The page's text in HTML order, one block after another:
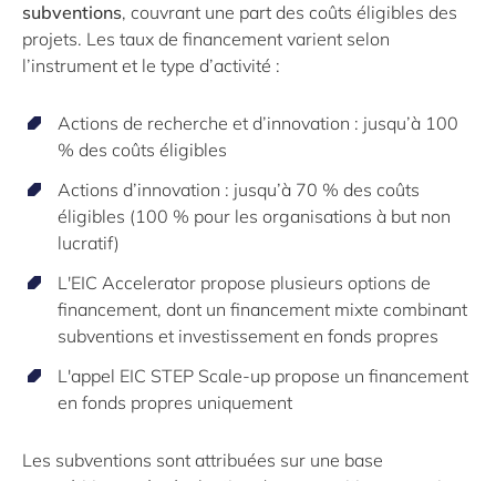
subventions, couvrant une part des coûts éligibles des
projets. Les taux de financement varient selon
l’instrument et le type d’activité :
Actions de recherche et d’innovation : jusqu’à 100
% des coûts éligibles
Actions d’innovation : jusqu’à 70 % des coûts
éligibles (100 % pour les organisations à but non
lucratif)
L'EIC Accelerator propose plusieurs options de
financement, dont un financement mixte combinant
subventions et investissement en fonds propres
L'appel EIC STEP Scale-up propose un financement
en fonds propres uniquement
Les subventions sont attribuées sur une base